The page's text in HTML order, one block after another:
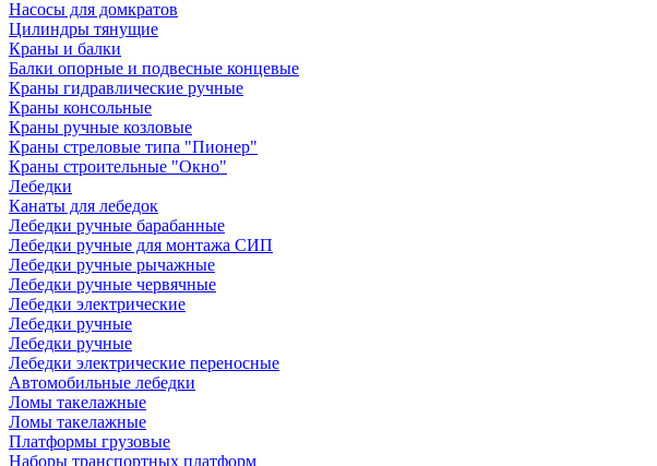
Насосы для домкратов
Цилиндры тянущие
Краны и балки
Балки опорные и подвесные концевые
Краны гидравлические ручные
Краны консольные
Краны ручные козловые
Краны стреловые типа "Пионер"
Краны строительные "Окно"
Лебедки
Канаты для лебедок
Лебедки ручные барабанные
Лебедки ручные для монтажа СИП
Лебедки ручные рычажные
Лебедки ручные червячные
Лебедки электрические
Лебедки ручные
Лебедки ручные
Лебедки электрические переносные
Автомобильные лебедки
Ломы такелажные
Ломы такелажные
Платформы грузовые
Наборы транспортных платформ